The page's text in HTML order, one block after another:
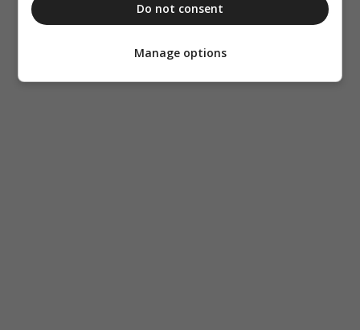
Do not consent
Manage options